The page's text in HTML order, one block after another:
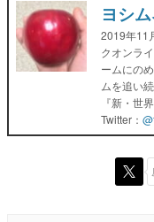
ヨシ
2019年11
クオンラ
ームにの
ムを追い
『新・世
Twitter：